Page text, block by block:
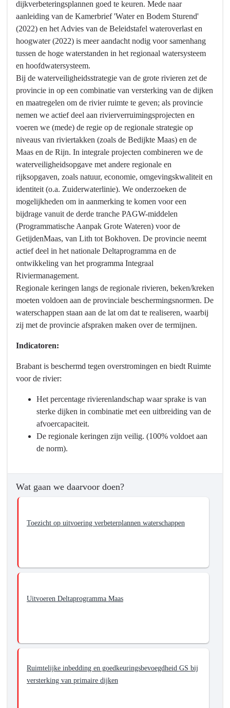
bereiken?
Veilig
dijkverbeteringsplannen goed te keuren. Mede naar
aanleiding van de Kamerbrief 'Water en Bodem Sturend'
(2022) en het Advies van de Beleidstafel wateroverlast en
hoogwater (2022) is meer aandacht nodig voor samenhang
tussen de hoge waterstanden in het regionaal watersysteem
en hoofdwatersysteem.
Bij de waterveiligheidsstrategie van de grote rivieren zet de
provincie in op een combinatie van versterking van de dijken
en maatregelen om de rivier ruimte te geven; als provincie
nemen we actief deel aan rivierverruimingsprojecten en
voeren we (mede) de regie op de regionale strategie op
niveaus van riviertakken (zoals de Bedijkte Maas) en de
Maas en de Rijn. In integrale projecten combineren we de
waterveiligheidsopgave met andere regionale en
rijksopgaven, zoals natuur, economie, omgevingskwaliteit en
identiteit (o.a. Zuiderwaterlinie). We onderzoeken de
mogelijkheden om in aanmerking te komen voor een
bijdrage vanuit de derde tranche PAGW-middelen
(Programmatische Aanpak Grote Wateren) voor de
GetijdenMaas, van Lith tot Bokhoven. De provincie neemt
actief deel in het nationale Deltaprogramma en de
ontwikkeling van het programma Integraal
Riviermanagement.
Regionale keringen langs de regionale rivieren, beken/kreken
moeten voldoen aan de provinciale beschermingsnormen. De
waterschappen staan aan de lat om dat te realiseren, waarbij
zij met de provincie afspraken maken over de termijnen.
Indicatoren:
Brabant is beschermd tegen overstromingen en biedt Ruimte
voor de rivier:
Het percentage rivierenlandschap waar sprake is van
sterke dijken in combinatie met een uitbreiding van de
afvoercapaciteit.
De regionale keringen zijn veilig. (100% voldoet aan
de norm).
Wat gaan we daarvoor doen?
Toezicht op uitvoering verbeterplannen waterschappen
Uitvoeren Deltaprogramma Maas
Ruimtelijke inbedding en goedkeuringsbevoegdheid GS bij
versterking van primaire dijken